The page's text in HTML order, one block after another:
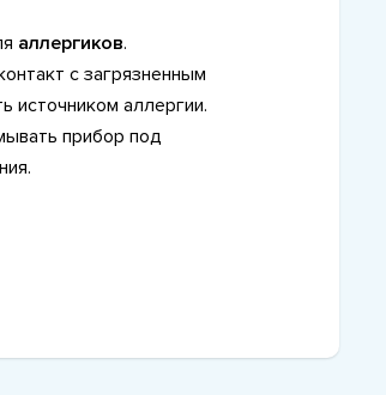
аллергиков.
с загрязненным
источником аллергии.
прибор под